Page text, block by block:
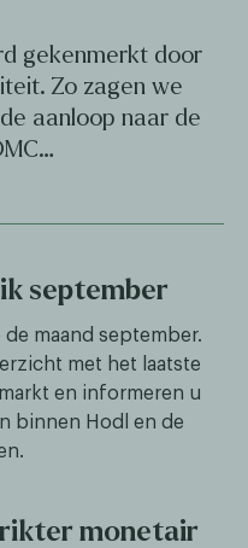
gekenmerkt door
Zo zagen we
aanloop naar de
september
maand september.
met het laatste
en informeren u
binnen Hodl en de
monetair